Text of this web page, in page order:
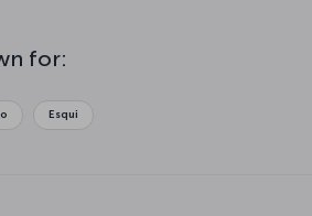
for:
Esqui